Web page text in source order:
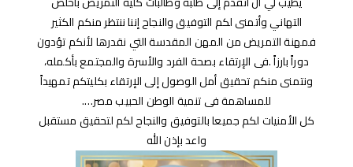
التهاني وأتمنى لكم التوفيق والنجاح إننا ننتظر منكم الكثير
فمهنة التمريض من المهن المقدسة التي نقدرها لأنكم تؤدون
دوراً بارزاً .فى الإرتقاء بصحة الفرد والأسرة والمجتمع بأكمله،
ونتمنى منكم تحقيق أمل الوصول إلى الإرتقاء بكليتكم تمهيداً
للمساهمة فى تنمية الوطن الحبيب مصر….
كل الأمنيات لكم جميعا بالتوفيق والنجاح لكم لتحقيق مستقبل
واعد بإذن الله